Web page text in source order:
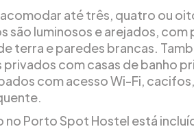
até três, quatro ou
são luminosos e arejados, com
terra e paredes brancas.
com casas de banho
com acesso Wi-Fi,
Porto Spot Hostel está